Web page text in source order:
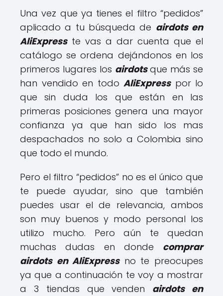
Una vez que ya tienes el filtro “pedidos”
aplicado a tu búsqueda de airdots en
AliExpresste vas a dar cuenta que el
catálogo se ordena dejándonos en los
primeros lugares los airdotsque más se
han vendido en todo AliExpresspor lo
que sin duda los que están en las
primeras posiciones genera una mayor
confianza ya que han sido los mas
despachados no solo a Colombia sino
que todo el mundo.
Pero el filtro “pedidos” no es el único que
te puede ayudar, sino que también
puedes usar el de relevancia, ambos
son muy buenos y modo personal los
utilizo mucho. Pero aún te quedan
muchas dudas en donde comprar
airdots en AliExpressno te preocupes
ya que a continuación te voy a mostrar
a 3 tiendas que venden airdots en